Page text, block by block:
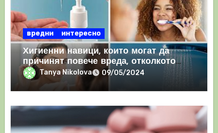
вредни интересно
Хигиенни навици, които могат да
причинят повече вреда, отколкото
ползаTanya Nikolova 09/05/2024